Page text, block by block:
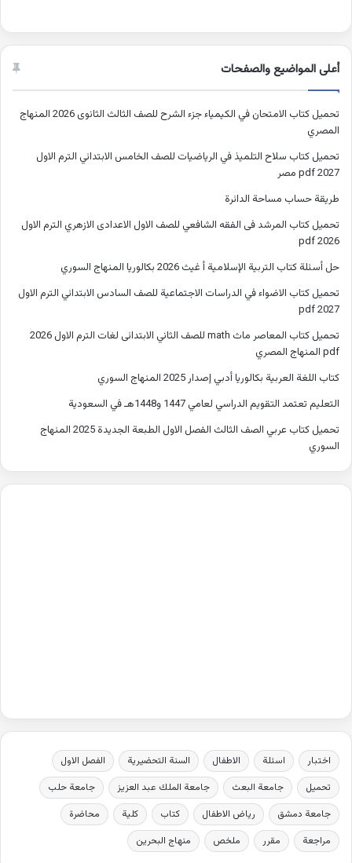
أعلى المواضيع والصفحات
تحميل كتاب الامتحان في الكيمياء جزء الشرح للصف الثالث الثانوى 2026 المنهاج
المصري
تحميل كتاب سلاح التلميذ في الرياضيات للصف الخامس الابتدائي الترم الاول
2027 pdf مصر
طريقة حساب مساحة الدائرة
تحميل كتاب المرشد فى الفقه الشافعي للصف الاول الاعدادى الازهري الترم الاول
2026 pdf
حل أسئلة كتاب التربية الإسلامية أ غيث 2026 بكالوريا المنهاج السوري
تحميل كتاب الاضواء في الدراسات الاجتماعية للصف السادس الابتدائي الترم الاول
2027 pdf
تحميل كتاب المعاصر ماث math للصف الثاني الابتدائى لغات الترم الاول 2026
pdf المنهاج المصري
كتاب اللغة العربية بكالوريا أدبي إصدار 2025 المنهاج السوري
التعليم تعتمد التقويم الدراسي لعامي 1447 و1448هـ في السعودية
تحميل كتاب عربي الصف الثالث الفصل الاول الطبعة الجديدة 2025 المنهاج
السوري
اختبار اسئلة الاطفال السنة التحضيرية
الفصل الاول
تحميل
جامعة البعث جامعة الملك عبد العزيز
جامعة حلب
جامعة دمشق
رياض الاطفال كتاب كلية
محاضرة
مراجعة
مقرر ملخص منهاج البحرين